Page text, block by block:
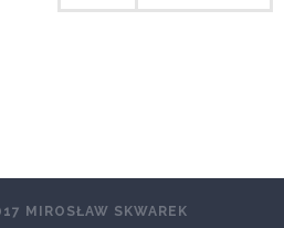
MIROSŁAW SKWAREK